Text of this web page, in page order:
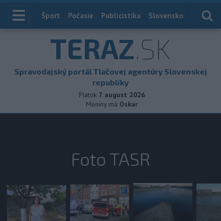
Index
Šport Počasie Publicistika Slovensko
TERAZ.SK
Spravodajský portál Tlačovej agentúry Slovenskej
republiky
Piatok 7. august 2026
Meniny má Oskar
Foto TASR